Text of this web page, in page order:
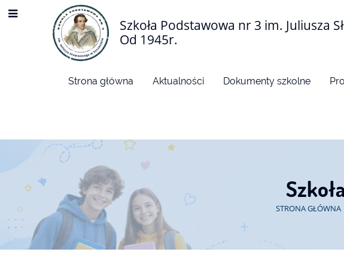
Szkoła Podstawowa nr 3 im. Juliusza
Od 1945r.
Strona główna Aktualności Dokumenty szkolne
STRONA GŁÓWNA